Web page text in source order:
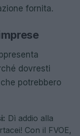
fornita.
dovresti
potrebbero
Dì addio alla
Con il FVOE,